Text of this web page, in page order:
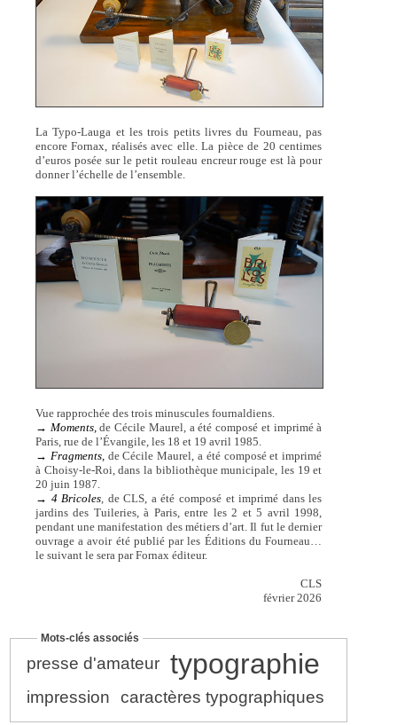
La Typo-Lauga et les trois petits livres du Fourneau, pas
encore Fornax, réalisés avec elle. La pièce de 20 centimes
d’euros posée sur le petit rouleau encreur rouge est là pour
donner l’échelle de l’ensemble.
Vue rapprochée des trois minuscules fournaldiens.
→ Moments,de Cécile Maurel, a été composé et imprimé à
Paris, rue de l’Évangile, les 18 et 19 avril 1985.
→ Fragments,de Cécile Maurel, a été composé et imprimé
à Choisy-le-Roi, dans la bibliothèque municipale, les 19 et
20 juin 1987.
→ 4 Bricoles, de CLS, a été composé et imprimé dans les
jardins des Tuileries, à Paris, entre les 2 et 5 avril 1998,
pendant une manifestation des métiers d’art. Il fut le dernier
ouvrage a avoir été publié par les Éditions du Fourneau…
le suivant le sera par Fornax éditeur.
CLS
février 2026
Mots-clés associés
presse d'amateur typographie
impression caractères typographiques